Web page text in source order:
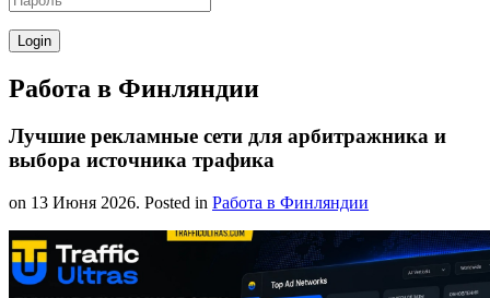
Работа в Финляндии
Лучшие рекламные сети для арбитражника и
выбора источника трафика
on 13 Июня 2026. Posted in Работа в Финляндии